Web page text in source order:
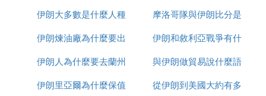
服喪期吃的名叫「哈爾瓦」(HALVA)的甜點，是用油
炒麵和糖製作的另一種食品。還有一種食品叫「哈利
姆」，是用小麥加佐料、肉、油做成的肉麥粥，通常
⑷ 伊朗什麼東西值得買
伊朗大多數是什麼人種
摩洛哥隊與伊朗比分是
多少
伊朗煉油廠為什麼要出
售
伊朗和敘利亞戰爭有什
麼區別
伊朗人為什麼要去蘭州
與伊朗做貿易說什麼語
種
伊朗里亞爾為什麼保值
從伊朗到美國大約有多